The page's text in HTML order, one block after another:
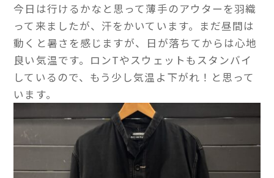
今日は行けるかなと思って薄手のアウターを羽織
って来ましたが、汗をかいています。まだ昼間は
動くと暑さを感じますが、日が落ちてからは心地
良い気温です。ロンTやスウェットもスタンバイ
しているので、もう少し気温よ下がれ！と思って
います。